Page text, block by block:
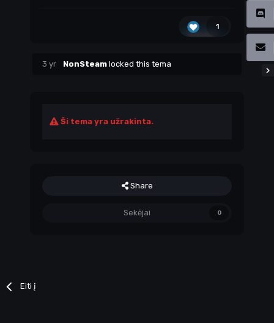
1
3 yr NonSteam locked this tema
Ši tema yra užrakinta.
Share
Sekėjai 0
Eiti į